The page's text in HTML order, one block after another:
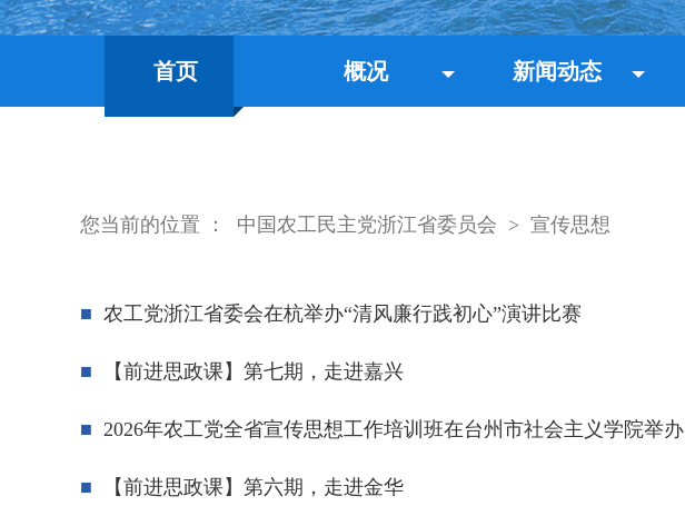
首页 概况 新闻动态
您当前的位置 ： 中国农工民主党浙江省委员会 > 宣传思想
农工党浙江省委会在杭举办“清风廉行践初心”演讲比赛
【前进思政课】第七期，走进嘉兴
2026年农工党全省宣传思想工作培训班在台州市社会主义学院举办
【前进思政课】第六期，走进金华